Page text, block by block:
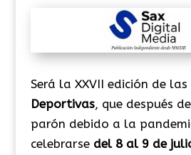
Será la XXVII edición de las
Deportivas, que después
parón debido a la
celebrarse del 8 al 9 de